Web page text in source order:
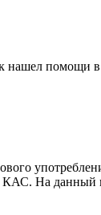
нашел помощи
На данный